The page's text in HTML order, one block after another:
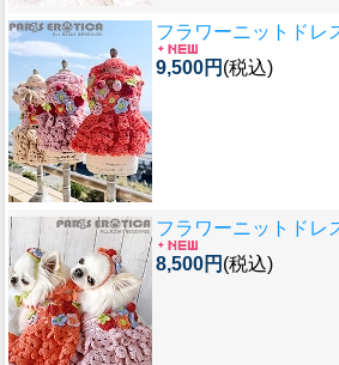
フラワーニットドレ
9,500円 (税込)
フラワーニットドレ
8,500円 (税込)